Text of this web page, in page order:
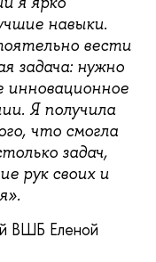
навыки.
вести
задача: нужно
инновационное
Я получила
что смогла
задач,
рук своих и
ВШБ Еленой